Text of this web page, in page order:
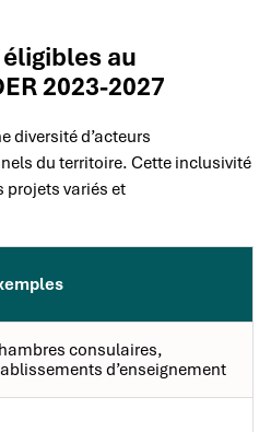
au
2023-2027
diversité d’acteurs
du territoire. Cette inclusivité
projets variés et
consulaires,
d’enseignement